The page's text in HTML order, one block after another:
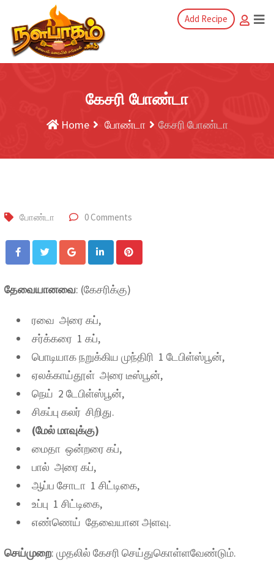
Add Recipe
கேசரி போண்டா
Home போண்டா கேசரி போண்டா
போண்டா 0 Comments
தேவையானவை: (கேசரிக்கு)
ரவை அரை கப்,
சர்க்கரை 1 கப்,
பொடியாக நறுக்கிய முந்திரி 1 டேபிள்ஸ்பூன்,
ஏலக்காய்தூள் அரை டீஸ்பூன்,
நெய் 2 டேபிள்ஸ்பூன்,
சிகப்பு கலர் சிறிது.
(மேல் மாவுக்கு)
மைதா ஒன்றரை கப்,
பால் அரை கப்,
ஆப்ப சோடா 1 சிட்டிகை,
உப்பு 1 சிட்டிகை,
எண்ணெய் தேவையான அளவு.
செய்முறை: முதலில் கேசரி செய்துகொள்ளவேண்டும்.